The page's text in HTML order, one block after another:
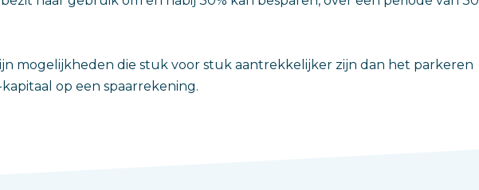
mogelijkheden die stuk voor stuk aantrekkelijker zijn dan het parkeren
op een spaarrekening.